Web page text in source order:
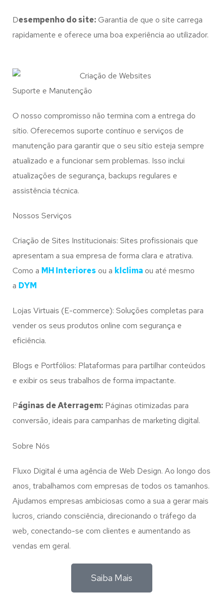
Desempenho do site:Garantia de que o site carrega
rapidamente e oferece uma boa experiência ao utilizador.
Suporte e Manutenção
O nosso compromisso não termina com a entrega do
sítio. Oferecemos suporte contínuo e serviços de
manutenção para garantir que o seu sítio esteja sempre
atualizado e a funcionar sem problemas. Isso inclui
atualizações de segurança, backups regulares e
assistência técnica.
Nossos Serviços
Criação de Sites Institucionais: Sites profissionais que
apresentam a sua empresa de forma clara e atrativa.
Como a MH Interiores ou a klclima ou até mesmo
a DYM
Lojas Virtuais (E-commerce): Soluções completas para
vender os seus produtos online com segurança e
eficiência.
Blogs e Portfólios: Plataformas para partilhar conteúdos
e exibir os seus trabalhos de forma impactante.
Páginas de Aterragem: Páginas otimizadas para
conversão, ideais para campanhas de marketing digital.
Sobre Nós
Fluxo Digital é uma agência de Web Design. Ao longo dos
anos, trabalhamos com empresas de todos os tamanhos.
Ajudamos empresas ambiciosas como a sua a gerar mais
lucros, criando consciência, direcionando o tráfego da
web, conectando-se com clientes e aumentando as
vendas em geral.
Saiba Mais